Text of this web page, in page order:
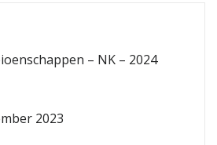
– NK – 2024
2023